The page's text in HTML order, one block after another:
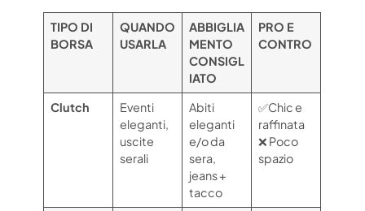
TIPO DI
BORSA
QUANDO
USARLA
ABBIGLIA
MENTO
CONSIGL
IATO
PRO E
CONTRO
Clutch
Eventi
eleganti,
uscite
serali
Abiti
eleganti
e/o da
sera,
jeans +
tacco
✅Chic e
raffinata
❌ Poco
spazio